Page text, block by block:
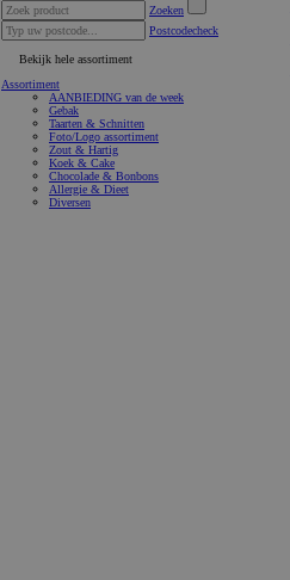
Zoeken
Postcodecheck
Bekijk hele assortiment
Assortiment
AANBIEDING van de week
Gebak
Taarten & Schnitten
Foto/Logo assortiment
Zout & Hartig
Koek & Cake
Chocolade & Bonbons
Allergie & Dieet
Diversen